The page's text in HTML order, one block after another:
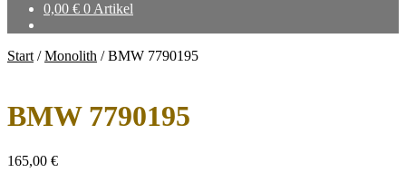
0,00 € 0 Artikel
Start /Monolith /BMW 7790195
BMW 7790195
165,00 €